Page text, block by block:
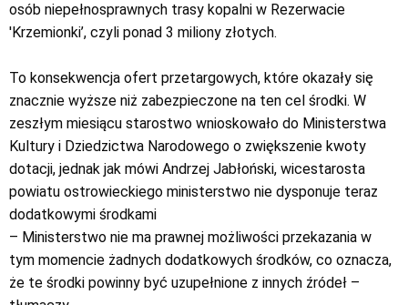
osób niepełnosprawnych trasy kopalni w Rezerwacie
'Krzemionki’, czyli ponad 3 miliony złotych.
To konsekwencja ofert przetargowych, które okazały się
znacznie wyższe niż zabezpieczone na ten cel środki. W
zeszłym miesiącu starostwo wnioskowało do Ministerstwa
Kultury i Dziedzictwa Narodowego o zwiększenie kwoty
dotacji, jednak jak mówi Andrzej Jabłoński, wicestarosta
powiatu ostrowieckiego ministerstwo nie dysponuje teraz
dodatkowymi środkami
– Ministerstwo nie ma prawnej możliwości przekazania w
tym momencie żadnych dodatkowych środków, co oznacza,
że te środki powinny być uzupełnione z innych źródeł –